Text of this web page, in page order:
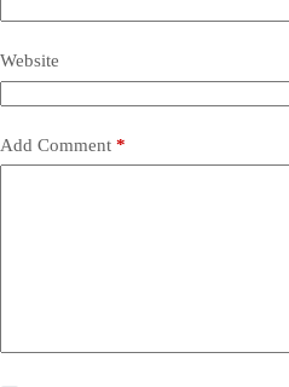
Website
Add Comment *